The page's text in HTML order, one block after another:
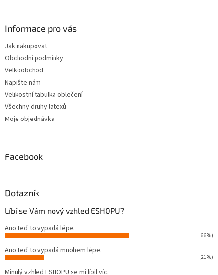
Informace pro vás
Jak nakupovat
Obchodní podmínky
Velkoobchod
Napište nám
Velikostní tabulka oblečení
Všechny druhy latexů
Moje objednávka
Facebook
Dotazník
Líbí se Vám nový vzhled ESHOPU?
Ano teď to vypadá lépe.
(66%)
Ano teď to vypadá mnohem lépe.
(21%)
Minulý vzhled ESHOPU se mi líbil víc.